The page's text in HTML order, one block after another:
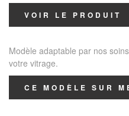
VOIR LE PRODUIT
Modèle adaptable par nos
votre vitrage.
CE MODÈLE SUR